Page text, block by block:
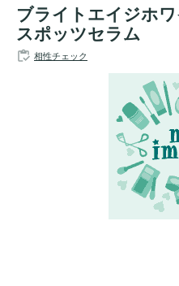
ブライトエイジホ
スポッツセラム
相性チェック